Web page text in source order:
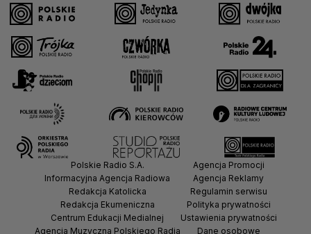
Polskie Radio S.A.
Informacyjna Agencja Radiowa
Redakcja Katolicka
Redakcja Ekumeniczna
Centrum Edukacji Medialnej
Agencja Muzyczna Polskiego Radia
Agencja Promocji
Agencja Reklamy
Regulamin serwisu
Polityka prywatności
Ustawienia prywatności
Dane osobowe